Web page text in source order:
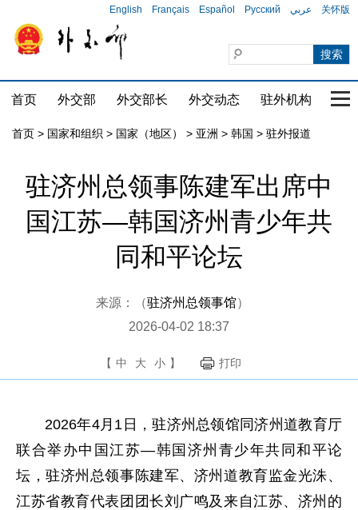
English Français Español Русский عربي 关怀版
首页 外交部 外交部长 外交动态 驻外机构 国
首页 > 国家和组织 > 国家（地区） > 亚洲 > 韩国 > 驻外报道
驻济州总领事陈建军出席中
国江苏—韩国济州青少年共
同和平论坛
来源：（驻济州总领事馆）
2026-04-02 18:37
【 中 大 小 】 打印
2026年4月1日，驻济州总领馆同济州道教育厅
联合举办中国江苏—韩国济州青少年共同和平论
坛，驻济州总领事陈建军、济州道教育监金光洙、
江苏省教育代表团团长刘广鸣及来自江苏、济州的